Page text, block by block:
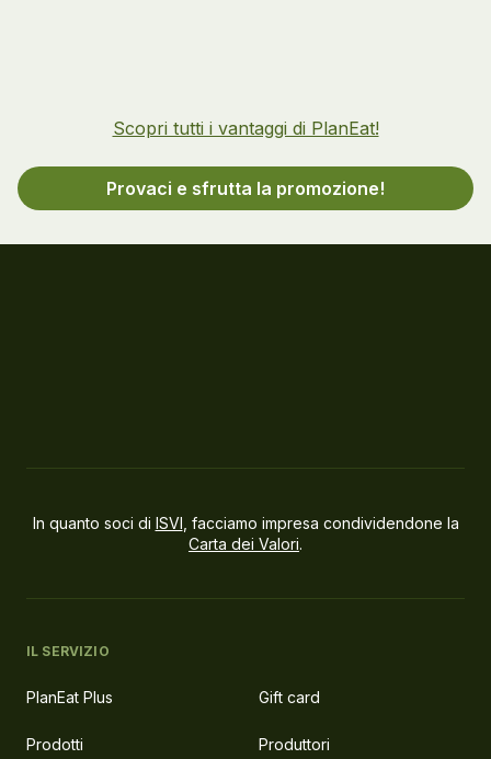
Scopri tutti i vantaggi di PlanEat!
Provaci e sfrutta la promozione!
In quanto soci di ISVI , facciamo impresa condividendone la
Carta dei Valori.
IL SERVIZIO
PlanEat Plus Gift card
Prodotti Produttori